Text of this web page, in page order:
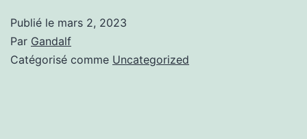
Publié le mars 2, 2023
Par Gandalf
Catégorisé comme Uncategorized